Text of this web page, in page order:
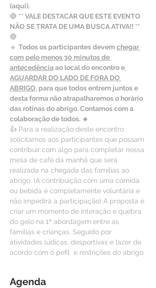
(aqui).
🔴 ** VALE DESTACAR QUE ESTE EVENTO
NÃO SE TRATA DE UMA BUSCA ATIVA!! **
🔴
🔹 Todos os participantes devem chegar
com pelo menos 30 minutos de
antecedência ao local do encontro e
AGUARDAR DO LADO DE FORA DO
ABRIGO, para que todos entrem juntos e
desta forma não atrapalharemos o horário
das rotinas do abrigo. Contamos com a
colaboração de todos. 🔹
👍 Para a realização deste encontro
solicitamos aos participantes que possam
contribuir com algo para completar nossa
mesa de café da manhã que será
realizada na chegada das famílias ao
abrigo. (A contribuição com uma comida
ou bebida é completamente voluntária e
não impedirá a participação) A proposta é
criar um momento de interação e quebra
do gelo na 1ª abordagem entre as
famílias e crianças. Seguido por
atividades lúdicas, desportivas e lazer de
acordo com o pefil  e restrições do abrigo.
Agenda